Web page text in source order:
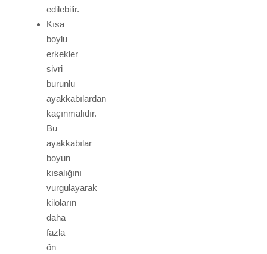
edilebilir.
Kısa
boylu
erkekler
sivri
burunlu
ayakkabılardan
kaçınmalıdır.
Bu
ayakkabılar
boyun
kısalığını
vurgulayarak
kiloların
daha
fazla
ön